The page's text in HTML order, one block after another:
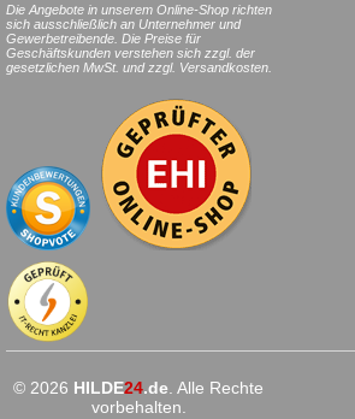
Die Angebote in unserem Online-Shop richten
sich ausschließlich an Unternehmer und
Gewerbetreibende. Die Preise für
Geschäftskunden verstehen sich zzgl. der
gesetzlichen MwSt. und zzgl. Versandkosten.
© 2026 HILDE24.de . Alle Rechte
vorbehalten.